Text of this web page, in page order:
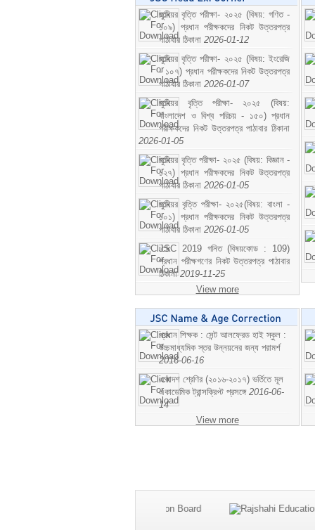
জুনিয়র বৃত্তি পরীক্ষা- ২০২৫ (বিষয়: গণিত -
১০৯) প্রধান পরীক্ষকদের নিকট উত্তরপত্র
পাঠাবার ঠিকানা 2026-01-12
জুনিয়র বৃত্তি পরীক্ষা- ২০২৫ (বিষয়: ইংরেজি
- ১০৭) প্রধান পরীক্ষকদের নিকট উত্তরপত্র
পাঠাবার ঠিকানা 2026-01-07
জুনিয়র বৃত্তি পরীক্ষা- ২০২৫ (বিষয়:
বাংলাদেশ ও বিশ্ব পরিচয় - ১৫০) প্রধান
পরীক্ষকদের নিকট উত্তরপত্র পাঠাবার ঠিকানা
2026-01-05
জুনিয়র বৃত্তি পরীক্ষা- ২০২৫ (বিষয়: বিজ্ঞান -
১২৭) প্রধান পরীক্ষকদের নিকট উত্তরপত্র
পাঠাবার ঠিকানা 2026-01-05
জুনিয়র বৃত্তি পরীক্ষা- ২০২৫(বিষয়: বাংলা -
১০১) প্রধান পরীক্ষকদের নিকট উত্তরপত্র
পাঠাবার ঠিকানা 2026-01-05
JSC 2019 গনিত (বিষয়কোড : 109)
প্রধান পরীক্ষগণের নিকট উত্তরপত্র পাঠাবার
ঠিকানা2019-11-25
View more
প্রধান শিক্ষক : সেন্ট আলফ্রেড হাই স্কুল :
উচ্চমাধ্যমিক স্তর উন্নয়নের জন্য পরামর্শ
2016-06-16
একাদশ শ্রেণির (২০১৬-২০১৭) ভর্তিতে মূল
একাডেমিক ট্রান্সক্রিপ্ট প্রসঙ্গে 2016-06-
14
View more